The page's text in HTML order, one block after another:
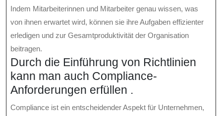
Indem Mitarbeiterinnen und Mitarbeiter genau wissen, was
von ihnen erwartet wird, können sie ihre Aufgaben effizienter
erledigen und zur Gesamtproduktivität der Organisation
beitragen.
Durch die Einführung von Richtlinien
kann man auch Compliance-
Anforderungen erfüllen .
Compliance ist ein entscheidender Aspekt für Unternehmen,